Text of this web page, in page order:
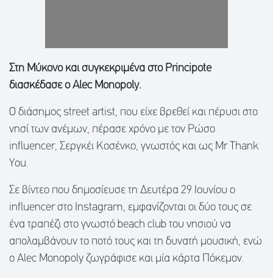
Στη Μύκονο και συγκεκριμένα στο Principote
διασκέδασε ο Alec Monopoly.
Ο διάσημος street artist, που είχε βρεθεί και πέρυσι στο
νησί των ανέμων, πέρασε χρόνο με τον Ρώσο
influencer, Σεργκέι Κοσένκο, γνωστός και ως Mr Thank
You.
Σε βίντεο που δημοσίευσε τη Δευτέρα 29 Ιουνίου ο
influencer στο Instagram, εμφανίζονται οι δύο τους σε
ένα τραπέζι στο γνωστό beach club του νησιού να
απολαμβάνουν το ποτό τους και τη δυνατή μουσική, ενώ
ο Alec Monopoly ζωγράφισε και μία κάρτα Πόκεμον.